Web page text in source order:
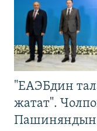
"ЕАЭБдин
жатат".